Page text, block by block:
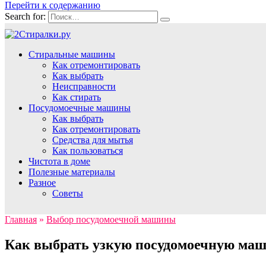
Перейти к содержанию
Search for:
Стиральные машины
Как отремонтировать
Как выбрать
Неисправности
Как стирать
Посудомоечные машины
Как выбрать
Как отремонтировать
Средства для мытья
Как пользоваться
Чистота в доме
Полезные материалы
Разное
Советы
Главная » Выбор посудомоечной машины
Как выбрать узкую посудомоечную